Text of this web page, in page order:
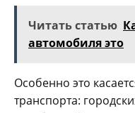
Читать статью
автомобиля это
Особенно это
транспорта: